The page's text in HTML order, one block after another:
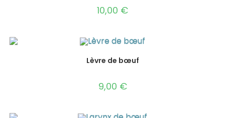
10,00 €
Lèvre de bœuf
9,00 €